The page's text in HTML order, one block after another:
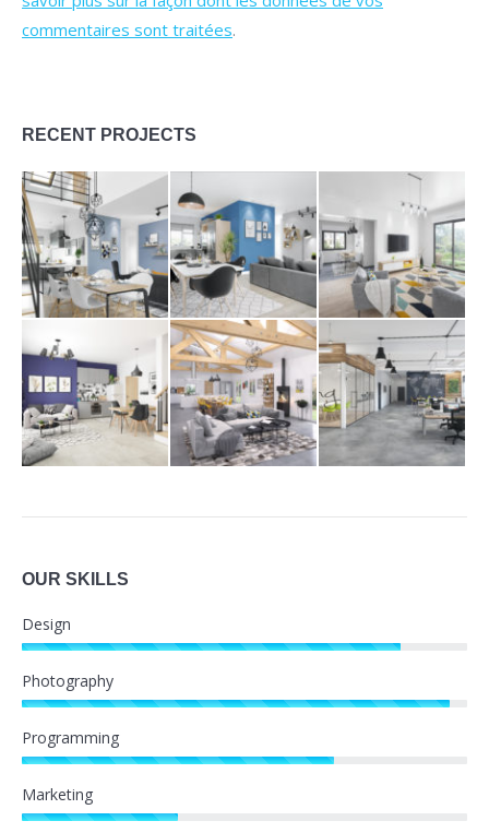
commentaires sont traitées.
RECENT PROJECTS
OUR SKILLS
Design
Photography
Programming
Marketing